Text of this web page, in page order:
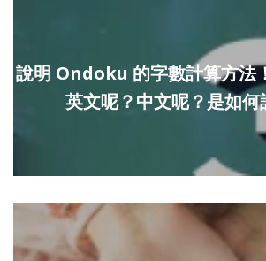
說明 Ondoku 的字數計算方法
英文呢？中文呢？是如何